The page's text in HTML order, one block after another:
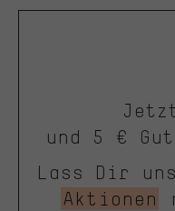
und 5 €
Lass Dir
Aktionen